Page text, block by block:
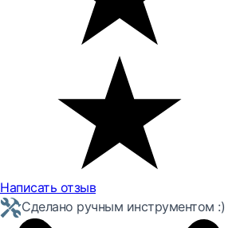
Написать отзыв
Сделано ручным инструментом :)